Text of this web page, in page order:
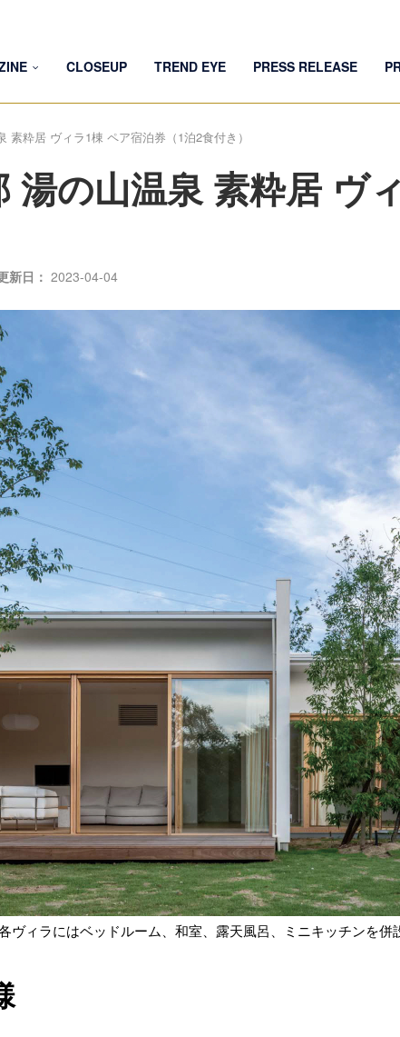
CLOSEUP TREND EYE PRESS RELEASE
素粋居 ヴィラ1棟 ペア宿泊券（1泊2食付き）
湯の山温泉 素粋居 ヴ
新日： 2023-04-04
ヴィラにはベッドルーム、和室、露天風呂、ミニキッチンを併設